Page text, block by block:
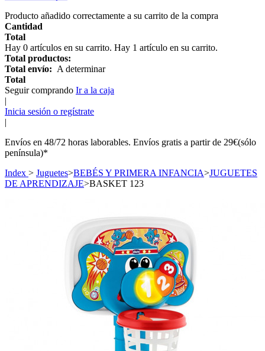
Producto añadido correctamente a su carrito de la compra
Cantidad
Total
Hay 0 artículos en su carrito. Hay 1 artículo en su carrito.
Total productos:
Total envío: A determinar
Total
Seguir comprando Ir a la caja
|
Inicia sesión o regístrate
|
Envíos en 48/72 horas laborables. Envíos gratis a partir de 29€(sólo
península)*
Index > Juguetes>BEBÉS Y PRIMERA INFANCIA>JUGUETES
DE APRENDIZAJE>BASKET 123